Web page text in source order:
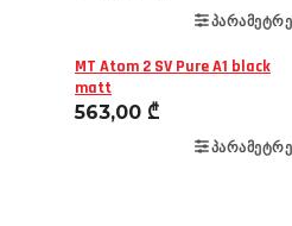
MT Atom 2 SV Pure A1 black
matt
563,00 ₾